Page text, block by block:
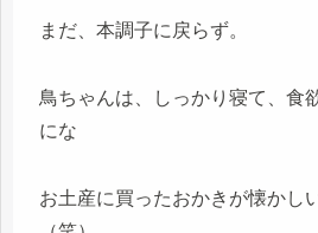
まだ、本調子に戻らず。
鳥ちゃんは、しっかり寝て、食
にな
お土産に買ったおかきが懐かし